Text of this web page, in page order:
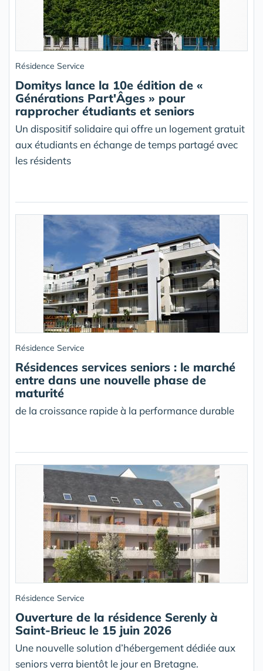
Résidence Service
Domitys lance la 10e édition de «
Générations Part'Âges » pour
rapprocher étudiants et seniors
Un dispositif solidaire qui offre un logement gratuit
aux étudiants en échange de temps partagé avec
les résidents
Résidence Service
Résidences services seniors : le marché
entre dans une nouvelle phase de
maturité
de la croissance rapide à la performance durable
Résidence Service
Ouverture de la résidence Serenly à
Saint-Brieuc le 15 juin 2026
Une nouvelle solution d’hébergement dédiée aux
seniors verra bientôt le jour en Bretagne.